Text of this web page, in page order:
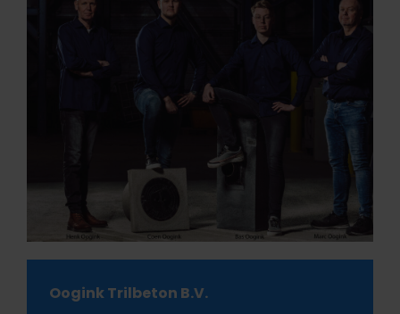
Oogink Trilbeton B.V.